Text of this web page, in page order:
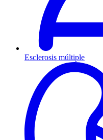
Esclerosis múltiple